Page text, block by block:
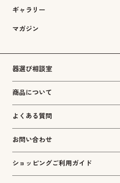
ギャラリー
マガジン
器選び相談室
商品について
よくある質問
お問い合わせ
ショッピングご利用ガイド